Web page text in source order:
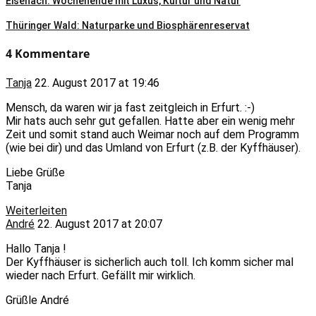
Thüringer Wald: Naturparke und Biosphärenreservat
4 Kommentare
Tanja 22. August 2017 at 19:46
Mensch, da waren wir ja fast zeitgleich in Erfurt. :-)
Mir hats auch sehr gut gefallen. Hatte aber ein wenig mehr
Zeit und somit stand auch Weimar noch auf dem Programm
(wie bei dir) und das Umland von Erfurt (z.B. der Kyffhäuser).
Liebe Grüße
Tanja
Weiterleiten
André 22. August 2017 at 20:07
Hallo Tanja !
Der Kyffhäuser is sicherlich auch toll. Ich komm sicher mal
wieder nach Erfurt. Gefällt mir wirklich.
Grüßle André